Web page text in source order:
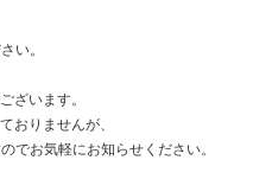
い。
ざいます。
おりませんが、
でお気軽にお知らせください。